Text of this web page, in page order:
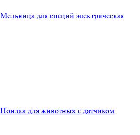
Мельница для специй электрическая
Поилка для животных с датчиком